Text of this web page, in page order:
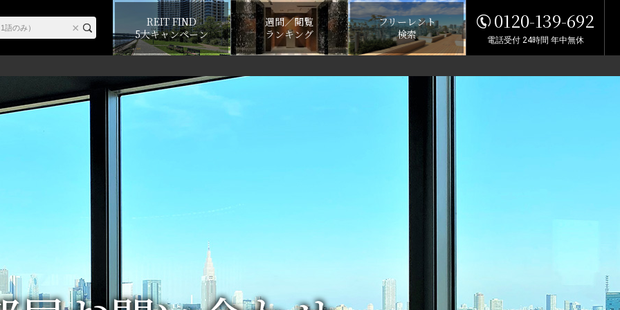
REIT FIND
5大キャンペーン
週間／閲覧
ランキング
フリーレント
検索
0120-139-692
電話受付 24時間 年中無休